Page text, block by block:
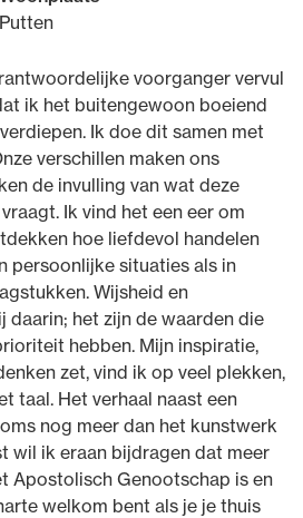
Putten
voorganger vervul
ik het buitengewoon boeiend
Ik doe dit samen met
verschillen maken ons
de invulling van wat deze
Ik vind het een eer om
hoe liefdevol handelen
persoonlijke situaties als in
Wijsheid en
daarin; het zijn de waarden die
hebben. Mijn inspiratie,
zet, vind ik op veel plekken,
taal. Het verhaal naast een
nog meer dan het kunstwerk
wil ik eraan bijdragen dat meer
Apostolisch Genootschap is en
welkom bent als je je thuis